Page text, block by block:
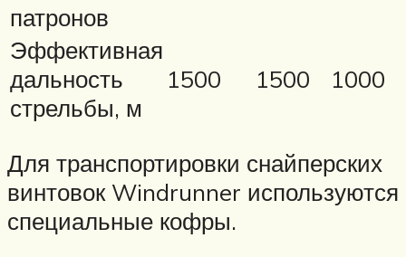
патронов
Эффективная
дальность
стрельбы, м
1500 1500 1000
Для транспортировки снайперских
винтовок Windrunner используются
специальные кофры.